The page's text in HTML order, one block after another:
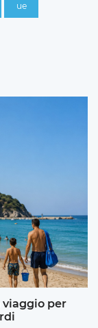
ue
viaggio per